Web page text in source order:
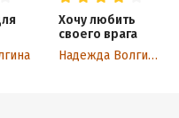
Хочу любить
своего врага
Надежда Волгина